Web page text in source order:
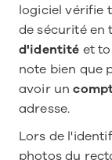
logiciel vérifie
de sécurité en
d'identité et
note bien que
avoir un
adresse.
Lors de
photos du